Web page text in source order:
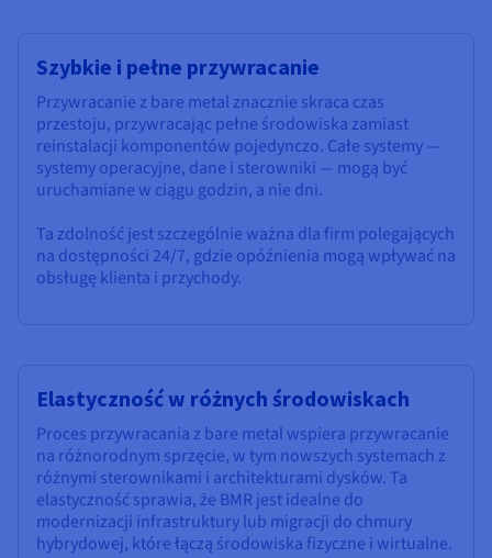
Szybkie i pełne przywracanie
Przywracanie z bare metal znacznie skraca czas
przestoju, przywracając pełne środowiska zamiast
reinstalacji komponentów pojedynczo. Całe systemy —
systemy operacyjne, dane i sterowniki — mogą być
uruchamiane w ciągu godzin, a nie dni.
Ta zdolność jest szczególnie ważna dla firm polegających
na dostępności 24/7, gdzie opóźnienia mogą wpływać na
obsługę klienta i przychody.
Elastyczność w różnych środowiskach
Proces przywracania z bare metal wspiera przywracanie
na różnorodnym sprzęcie, w tym nowszych systemach z
różnymi sterownikami i architekturami dysków. Ta
elastyczność sprawia, że BMR jest idealne do
modernizacji infrastruktury lub migracji do chmury
hybrydowej, które łączą środowiska fizyczne i wirtualne.